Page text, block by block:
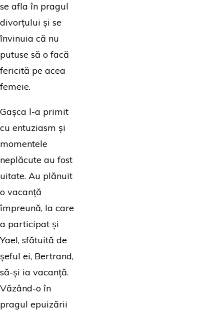
se afla în pragul
divorțului și se
învinuia că nu
putuse să o facă
fericită pe acea
femeie.
Gașca l-a primit
cu entuziasm și
momentele
neplăcute au fost
uitate. Au plănuit
o vacanță
împreună, la care
a participat și
Yael, sfătuită de
șeful ei, Bertrand,
să-și ia vacanță.
Văzând-o în
pragul epuizării